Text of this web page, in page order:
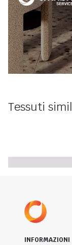
Tessuti
INFORMAZIONI